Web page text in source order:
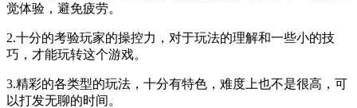
觉体验，避免疲劳。
2.十分的考验玩家的操控力，对于玩法的理解和一些小的技
巧，才能玩转这个游戏。
3.精彩的各类型的玩法，十分有特色，难度上也不是很高，可
以打发无聊的时间。